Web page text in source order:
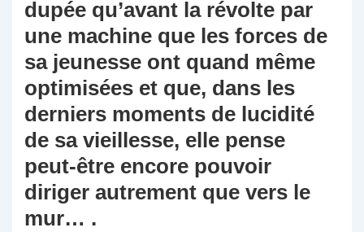
dupée qu’avant la révolte par
une machine que les forces de
sa jeunesse ont quand même
optimisées et que, dans les
derniers moments de lucidité
de sa vieillesse, elle pense
peut-être encore pouvoir
diriger autrement que vers le
mur… .